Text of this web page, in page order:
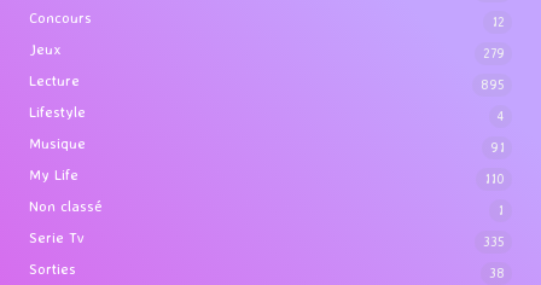
Concours 12
Jeux 279
Lecture 895
Lifestyle 4
Musique 91
My Life 110
Non classé 1
Serie Tv 335
Sorties 38